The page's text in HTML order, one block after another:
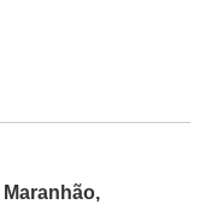
Maranhão,